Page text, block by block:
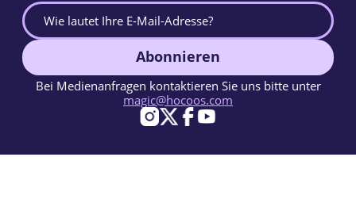
Abonnieren
Bei Medienanfragen kontaktieren Sie uns bitte unter
magic@hocoos.com